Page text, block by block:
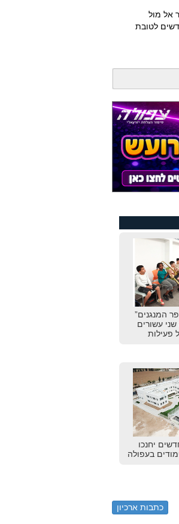
אל מול
לטובת
המנגנים”
עשורים
פעילות
יחנכו
בעפולה
כתבות ארכיון